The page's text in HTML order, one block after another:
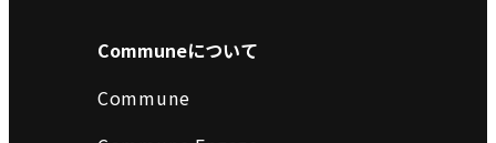
Communeについて
Commune